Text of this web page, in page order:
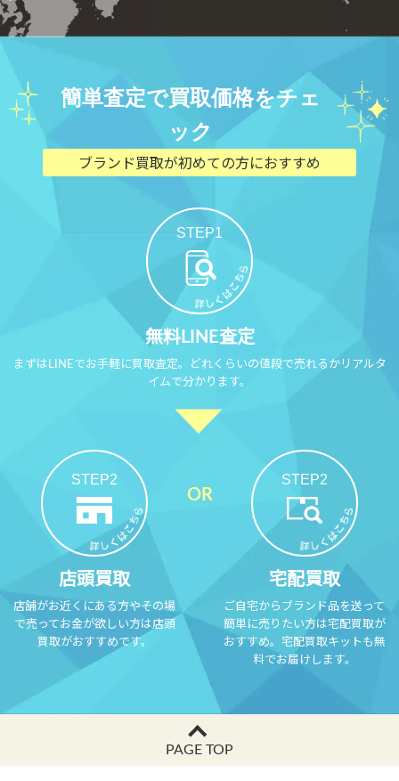
簡単査定で買取価格をチェ
ック
ブランド買取が初めての方におすすめ
STEP1
無料LINE査定
まずはLINEでお手軽に買取査定。どれくらいの値段で売れるかリアルタ
イムで分かります。
STEP2
店頭買取
店舗がお近くにある方やその場
で売ってお金が欲しい方は店頭
買取がおすすめです。
STEP2
宅配買取
ご自宅からブランド品を送って
簡単に売りたい方は宅配買取が
おすすめ。宅配買取キットも無
料でお届けします。
PAGE TOP